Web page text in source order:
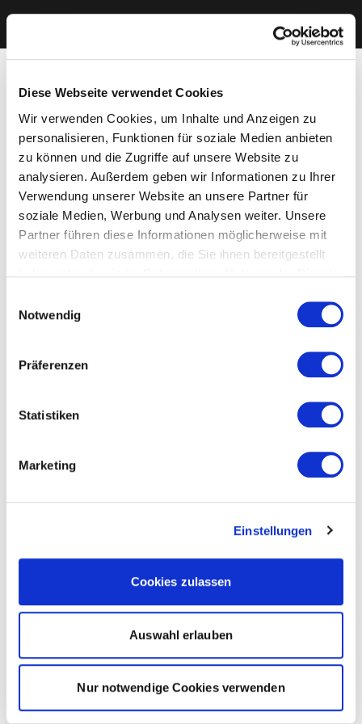
Diese Webseite verwendet Cookies
Wir verwenden Cookies, um Inhalte und Anzeigen zu
personalisieren, Funktionen für soziale Medien anbieten
zu können und die Zugriffe auf unsere Website zu
analysieren. Außerdem geben wir Informationen zu Ihrer
Verwendung unserer Website an unsere Partner für
soziale Medien, Werbung und Analysen weiter. Unsere
Partner führen diese Informationen möglicherweise mit
weiteren Daten zusammen, die Sie ihnen bereitgestellt
Cookies, wenn Sie unsere Webseite weiterhin nutzen.
Notwendig
Präferenzen
Statistiken
Marketing
Einstellungen
Cookies zulassen
Auswahl erlauben
Nur notwendige Cookies verwenden